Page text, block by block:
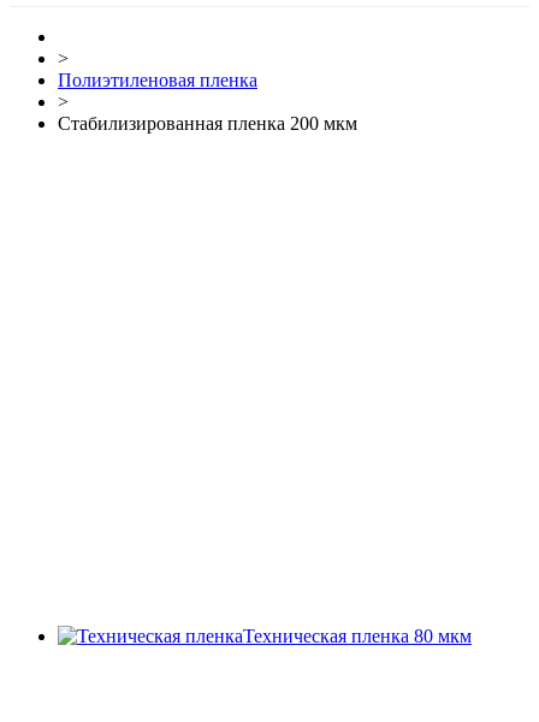
>
Полиэтиленовая пленка
>
Стабилизированная пленка 200 мкм
Техническая пленка 80 мкм